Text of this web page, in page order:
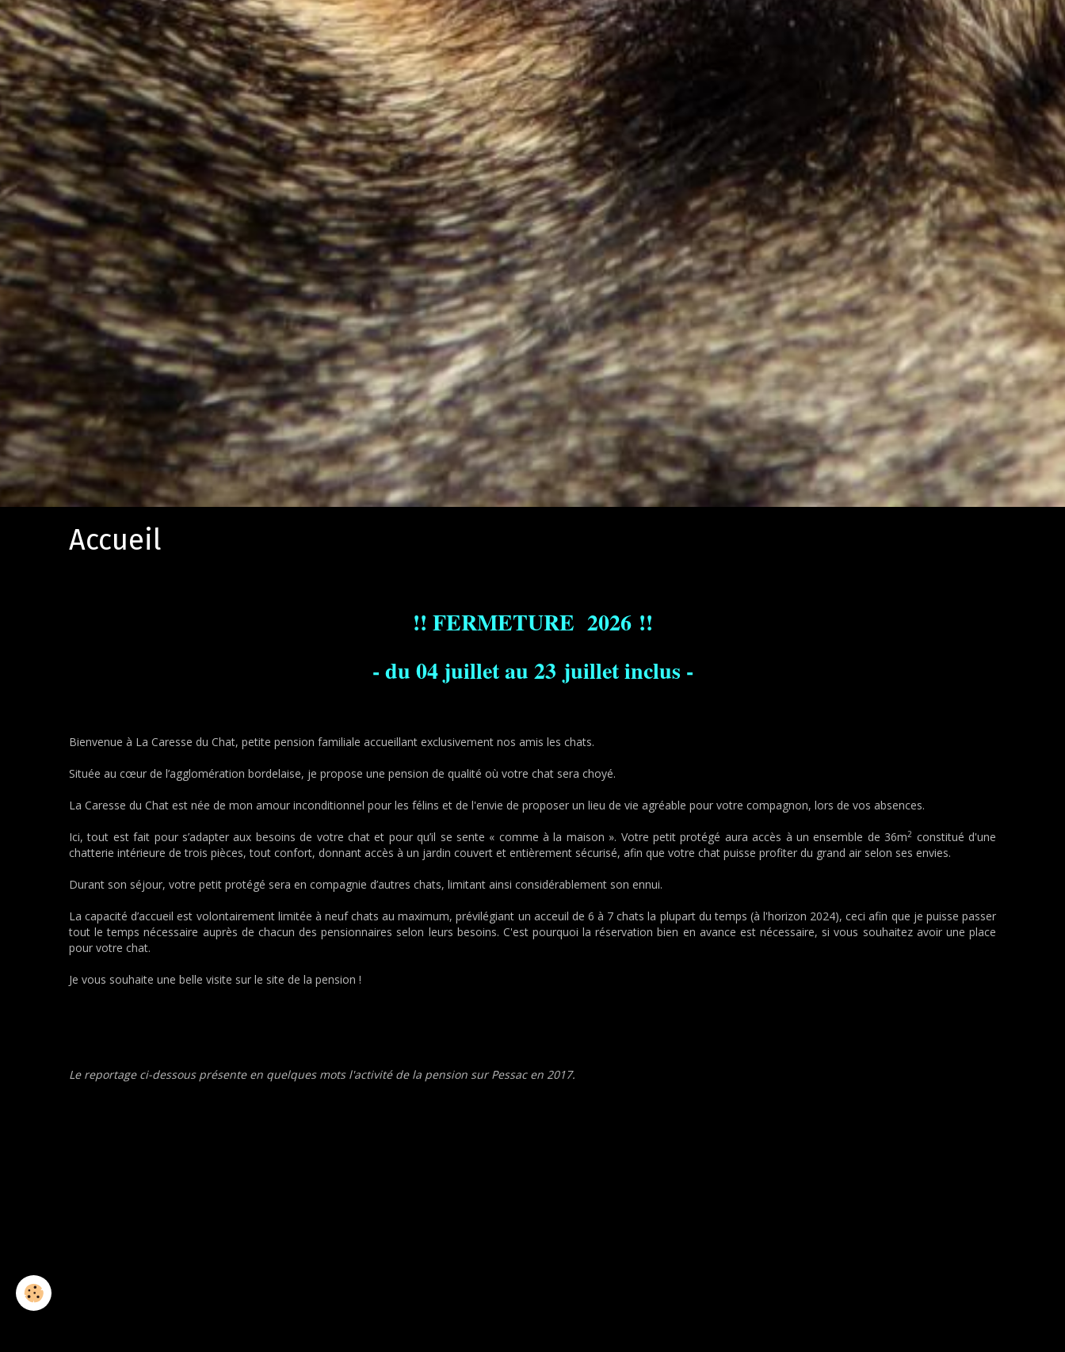
Accueil
!! FERMETURE 2026 !!
- du 04 juillet au 23 juillet inclus -
Bienvenue à La Caresse du Chat, petite pension familiale accueillant exclusivement nos amis les chats.
Située au cœur de l’agglomération bordelaise, je propose une pension de qualité où votre chat sera choyé.
La Caresse du Chat est née de mon amour inconditionnel pour les félins et de l'envie de proposer un lieu de vie agréable pour votre compagnon, lors de vos absences.
Ici, tout est fait pour s’adapter aux besoins de votre chat et pour qu’il se sente « comme à la maison ». Votre petit protégé aura accès à un ensemble de 36m2 constitué d'une
chatterie intérieure de trois pièces, tout confort, donnant accès à un jardin couvert et entièrement sécurisé, afin que votre chat puisse profiter du grand air selon ses envies.
Durant son séjour, votre petit protégé sera en compagnie d’autres chats, limitant ainsi considérablement son ennui.
La capacité d’accueil est volontairement limitée à neuf chats au maximum, prévilégiant un acceuil de 6 à 7 chats la plupart du temps (à l'horizon 2024), ceci afin que je puisse passer
tout le temps nécessaire auprès de chacun des pensionnaires selon leurs besoins. C'est pourquoi la réservation bien en avance est nécessaire, si vous souhaitez avoir une place
pour votre chat.
Je vous souhaite une belle visite sur le site de la pension !
Le reportage ci-dessous présente en quelques mots l'activité de la pension sur Pessac en 2017.